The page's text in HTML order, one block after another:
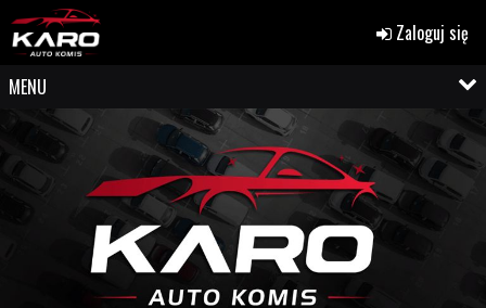
Zaloguj się
MENU